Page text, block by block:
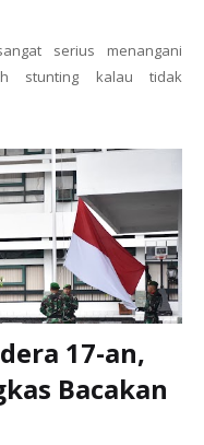
serius menangani
stunting kalau tidak
17-an,
Bacakan